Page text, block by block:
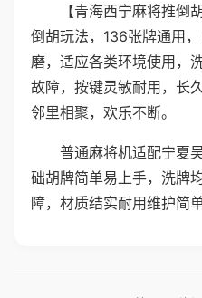
【青海西宁麻将推倒
倒胡玩法，136张牌通用
磨，适应各类环境使用，
故障，按键灵敏耐用，长
邻里相聚，欢乐不断。
普通麻将机适配宁夏
础胡牌简单易上手，洗牌
障，材质结实耐用维护简